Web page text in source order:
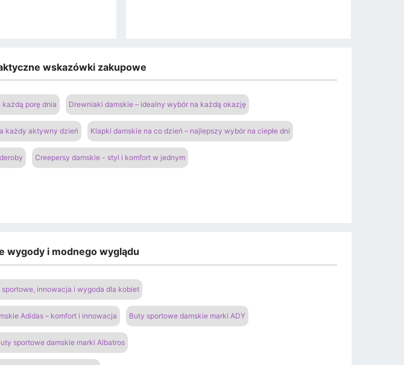
wskazówki zakupowe
porę dnia Drewniaki damskie – idealny wybór na każdą okazję
każdy aktywny dzień Klapki damskie na co dzień – najlepszy wybór na ciepłe dni
Creepersy damskie - styl i komfort w jednym
wygody i modnego wyglądu
sportowe, innowacja i wygoda dla kobiet
Adidas – komfort i innowacja Buty sportowe damskie marki ADY
sportowe damskie marki Albatros